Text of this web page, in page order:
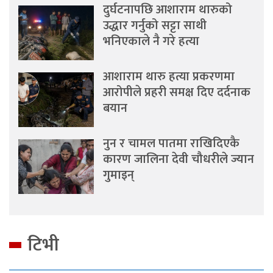
दुर्घटनापछि आशाराम थारुको
उद्धार गर्नुको सट्टा साथी
भनिएकाले नै गरे हत्या
आशाराम थारु हत्या प्रकरणमा
आरोपीले प्रहरी समक्ष दिए दर्दनाक
बयान
नुन र चामल पातमा राखिदिएकै
कारण जालिना देवी चौधरीले ज्यान
गुमाइन्
टिभी